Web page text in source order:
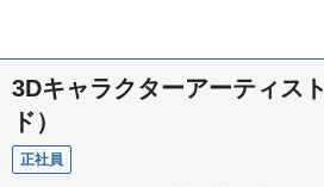
3Dキャラクターアーティス
ド）
正社員